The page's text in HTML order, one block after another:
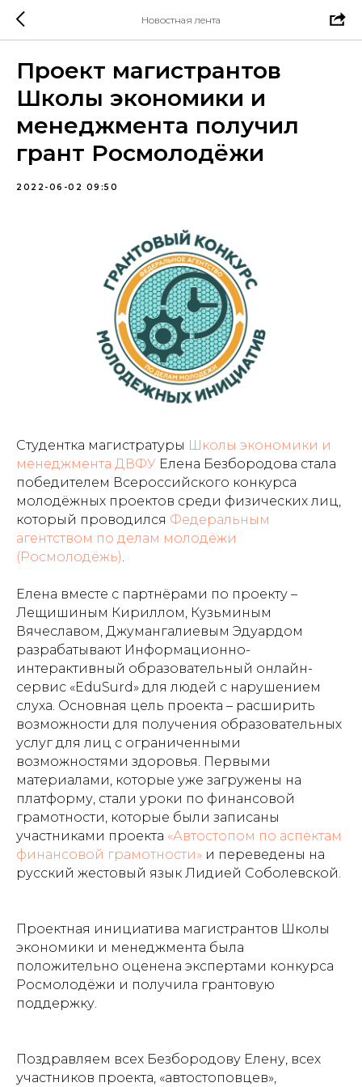
Новостная лента
Проект магистрантов
Школы экономики и
менеджмента получил
грант Росмолодёжи
2022-06-02 09:50
Студентка магистратуры Школы экономики и
менеджмента ДВФУ Елена Безбородова стала
победителем Всероссийского конкурса
молодёжных проектов среди физических лиц,
который проводился Федеральным
агентством по делам молодёжи
(Росмолодёжь).
Елена вместе с партнёрами по проекту –
Лещишиным Кириллом, Кузьминым
Вячеславом, Джумангалиевым Эдуардом
разрабатывают Информационно-
интерактивный образовательный онлайн-
сервис «EduSurd» для людей с нарушением
слуха. Основная цель проекта – расширить
возможности для получения образовательных
услуг для лиц с ограниченными
возможностями здоровья. Первыми
материалами, которые уже загружены на
платформу, стали уроки по финансовой
грамотности, которые были записаны
участниками проекта «Автостопом по аспектам
финансовой грамотности» и переведены на
русский жестовый язык Лидией Соболевской.
Проектная инициатива магистрантов Школы
экономики и менеджмента была
положительно оценена экспертами конкурса
Росмолодёжи и получила грантовую
поддержку.
Поздравляем всех Безбородову Елену, всех
участников проекта, «автостоповцев»,